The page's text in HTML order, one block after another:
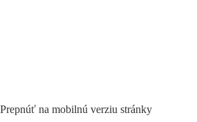
Prepnúť na mobilnú verziu stránky